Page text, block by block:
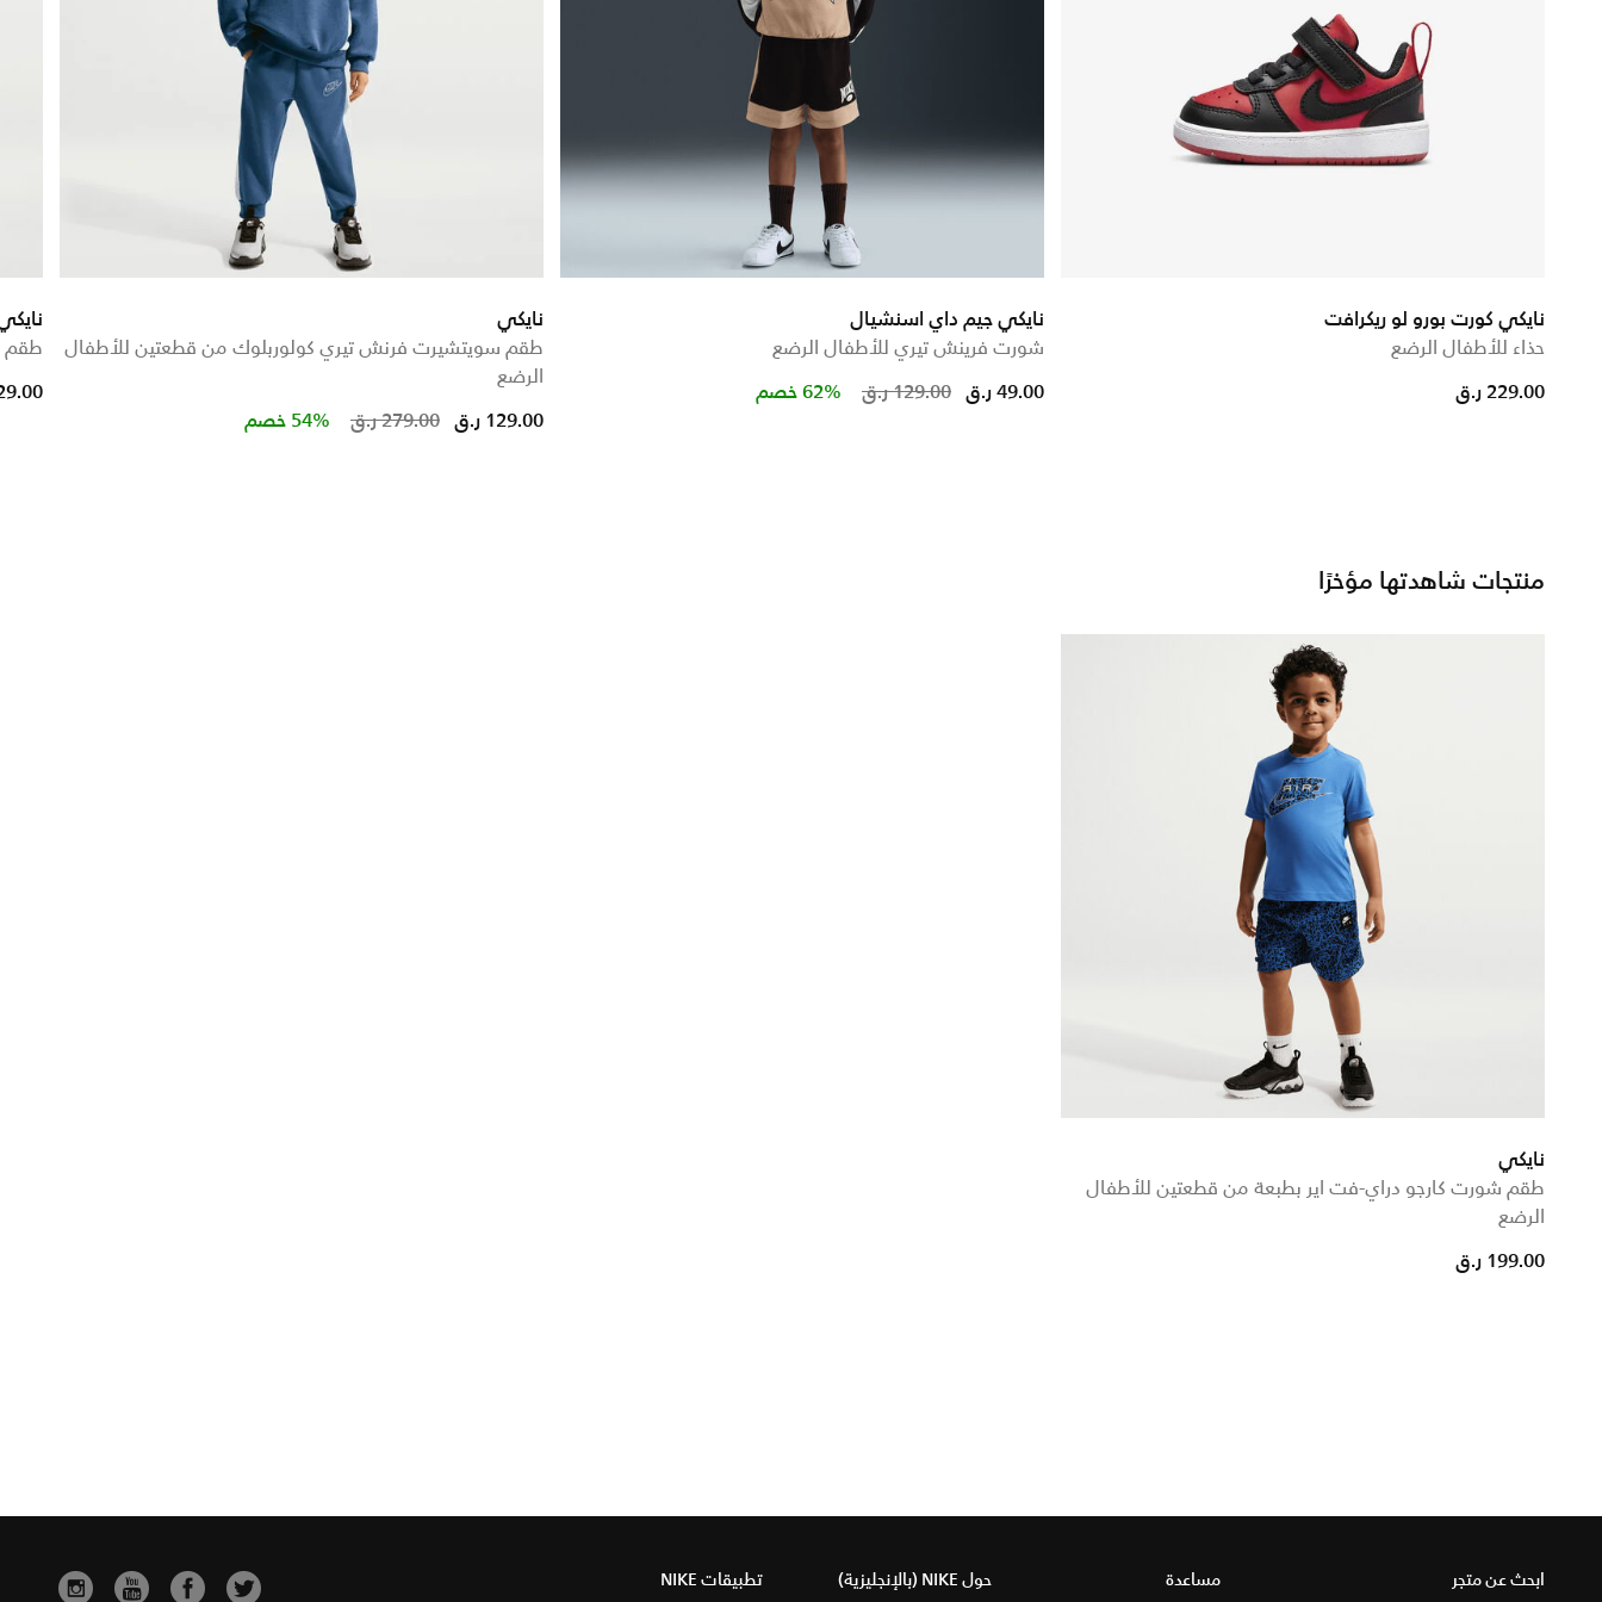
نايكي كورت بورو لو ريكرافت
حذاء للأطفال الرضع
229.00 ر.ق
نايكي جيم داي اسنشيال
شورت فرينش تيري للأطفال الرضع
Price reduced from
129.00 ر.ق to49.00 ر.ق 62% خصم
نايكي
طقم سويتشيرت فرنش تيري كولوربلوك من قطعتين للأطفال
الرضع
Price reduced from279.00 ر.ق to 129.00 ر.ق 54% خصم
طقم
منتجات شاهدتها مؤخرًا
نايكي
طقم شورت كارجو دراي-فت اير بطبعة من قطعتين للأطفال
الرضع
199.00 ر.ق
ابحث عن متجر مساعدة حول NIKE (بالإنجليزية) تطبيقات NIKE